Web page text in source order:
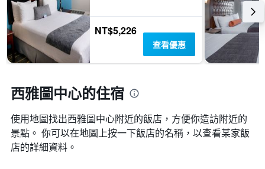
NT$5,226
查看優惠
西雅圖中心的住宿
使用地圖找出西雅圖中心​附近的飯店，方便你造訪附近的
景點。 你可以在地圖上按一下飯店的名稱，以查看某家飯
店的詳細資料。